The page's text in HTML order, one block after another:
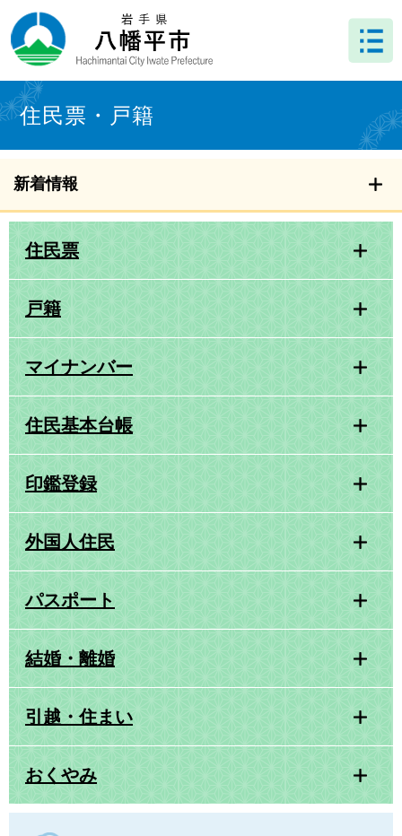
ー
ジ
先
頭
で
ニ
ュ
を
飛
ば
へ
文 住民票・戸籍
新着情報
住民票
戸籍
マイナンバー
住民基本台帳
印鑑登録
外国人住民
パスポート
結婚・離婚
引越・住まい
おくやみ